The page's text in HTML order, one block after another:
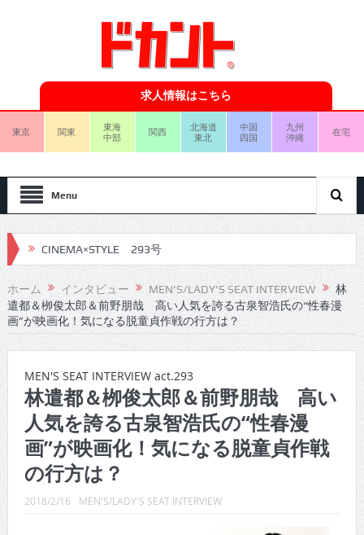
求人情報はこちら
東京 関東
東海
中部
関西
北海道
東北
中国
四国
九州
沖縄
在宅
Menu
CINEMA×STYLE 293号
CINEMA×STYLE 292号
CINEMA×STYLE 291号
CINEMA×STYLE 290号
CINEMA×STYLE 289号
CINEMA×STYLE 288号
CINEMA×STYLE 287号
CINEMA×STYLE 286号
CINEMA×STYLE 285号
ホーム インタビュー MEN'S/LADY'S SEAT INTERVIEW
林
遣都＆栁俊太郎＆前野朋哉 高い人気を誇る古泉智浩氏の“性春漫
画”が映画化！気になる脱童貞作戦の行方は？
MEN'S SEAT INTERVIEW act.293
林遣都＆栁俊太郎＆前野朋哉 高い
人気を誇る古泉智浩氏の“性春漫
画”が映画化！気になる脱童貞作戦
の行方は？
2018/2/16 MEN'S/LADY'S SEAT INTERVIEW